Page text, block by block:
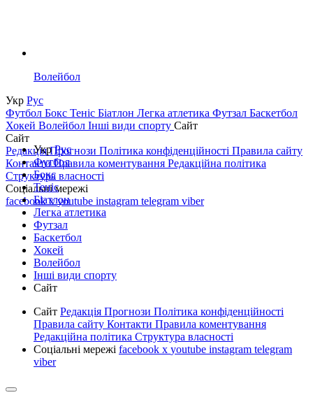
Волейбол
Укр Рус
Футбол Бокс Теніс Біатлон Легка атлетика Футзал Баскетбол
Хокей Волейбол Інші види спорту Сайт
Сайт
РедакціяПрогнози Політика конфіденційності Правила сайту
КонтактиПравила коментування Редакційна політика
Структура власності
Соціальні мережі
facebookxyoutube instagram telegram viber
УкрРус
Футбол
Бокс
Теніс
Біатлон
Легка атлетика
Футзал
Баскетбол
Хокей
Волейбол
Інші види спорту
Сайт
Сайт Редакція Прогнози Політика конфіденційності
Правила сайту Контакти Правила коментування
Редакційна політика Структура власності
Соціальні мережі facebook x youtube instagram telegram
viber